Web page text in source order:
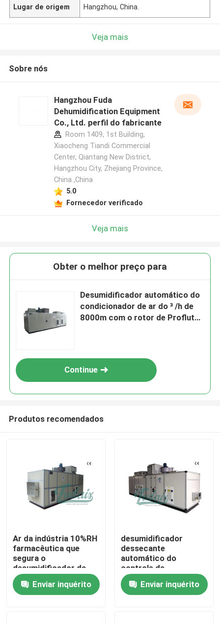
Casa
Produtos
Lugar de origem Hangzhou, China.
Veja mais
Sobre nós
Hangzhou Fuda
Dehumidification Equipment
Co., Ltd. perfil do fabricante
Room 1409, 1st Building,
Xiaocheng Tiandi Commercial
Center, Qiantang New District,
Hangzhou City, Zhejiang Province,
China ,China
5.0
Fornecedor verificado
Veja mais
Obter o melhor preço para
Desumidificador automático do
condicionador de ar do ³ /h de
8000m com o rotor de Proflute
Continue
Produtos recomendados
Ar da indústria 10%RH
farmacêutica que
segura o
desumidificador da
unidade
Enviar inquérito
desumidificador
dessecante
automático do
controle da
temperatura & de
umidade do ³ /h
30%RH de 8000m
Enviar inquérito